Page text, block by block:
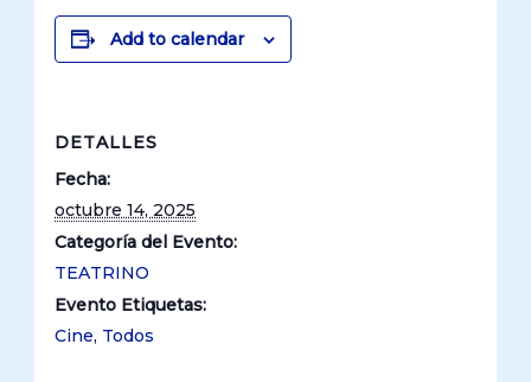
Add to calendar
DETALLES
Fecha:
octubre 14, 2025
Categoría del Evento:
TEATRINO
Evento Etiquetas:
Cine, Todos